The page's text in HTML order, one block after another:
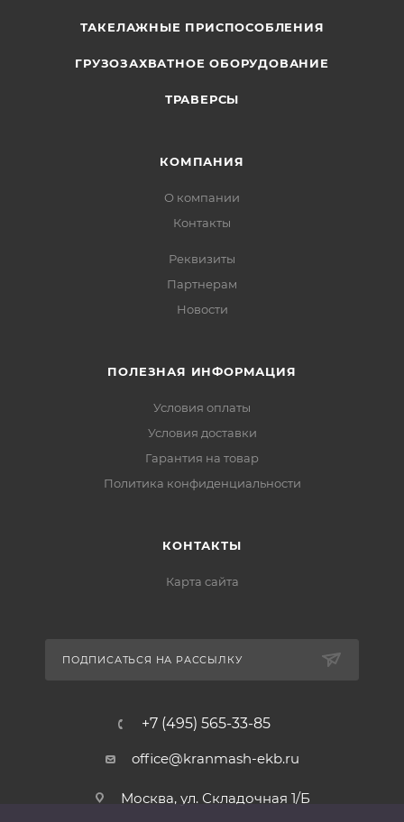
ТАКЕЛАЖНЫЕ ПРИСПОСОБЛЕНИЯ
ГРУЗОЗАХВАТНОЕ ОБОРУДОВАНИЕ
ТРАВЕРСЫ
КОМПАНИЯ
О компании
Контакты
Реквизиты
Партнерам
Новости
ПОЛЕЗНАЯ ИНФОРМАЦИЯ
Условия оплаты
Условия доставки
Гарантия на товар
Политика конфиденциальности
КОНТАКТЫ
Карта сайта
ПОДПИСАТЬСЯ НА РАССЫЛКУ
+7 (495) 565-33-85
office@kranmash-ekb.ru
Москва, ул. Складочная 1/Б